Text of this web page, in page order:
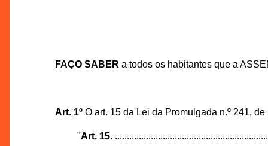
FAÇO SABER a todos os habitantes que a
Art. 1ºO art. 15 da Lei da Promulgada n.º 241,
"Art. 15.